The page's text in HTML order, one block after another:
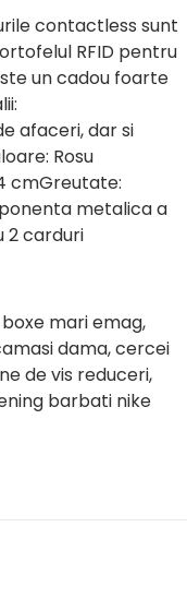
contactless sunt
RFID pentru
un cadou foarte
afaceri, dar si
Rosu
cmGreutate:
metalica a
2 carduri
mari emag,
dama, cercei
de vis reduceri,
barbati nike